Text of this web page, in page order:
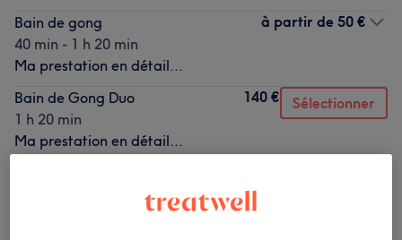
Bain de gong
40 min - 1 h 20 min
Ma prestation en détail...
à partir de 50 €
Bain de Gong Duo
1 h 20 min
Ma prestation en détail...
140 € Sélectionner
Ce n'est pas ce que vous recherchiez ?
Recherchez dans notre liste de prestations